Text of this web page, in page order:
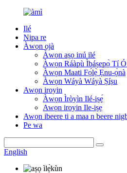
Ilé
Nipa re
Àwọn ọjà
Àwọn aṣọ inú ilé
Àwọn Ráàpù Ìbáṣepọ̀ Tí
Àwọn Maati Fọ́lẹ̀ Ẹnu-ọ̀nà
Àwọn Wáyà Wáyà Ṣíṣu
Awọn iroyin
Àwọn Ìròyìn Ilé-iṣẹ́
Awọn iroyin Ile-iṣẹ
Awọn ibeere ti a maa n beere
Pe wa
English